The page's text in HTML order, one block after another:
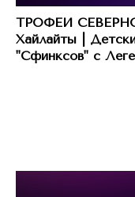
ТРОФЕИ
Хайлайты |
"Сфинксов" с